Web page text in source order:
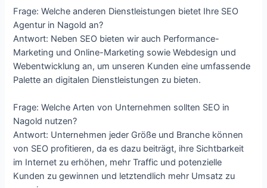
Frage: Welche anderen Dienstleistungen bietet Ihre SEO
Agentur in Nagold an?
Antwort: Neben SEO bieten wir auch Performance-
Marketing und Online-Marketing sowie Webdesign und
Webentwicklung an, um unseren Kunden eine umfassende
Palette an digitalen Dienstleistungen zu bieten.
Frage: Welche Arten von Unternehmen sollten SEO in
Nagold nutzen?
Antwort: Unternehmen jeder Größe und Branche können
von SEO profitieren, da es dazu beiträgt, ihre Sichtbarkeit
im Internet zu erhöhen, mehr Traffic und potenzielle
Kunden zu gewinnen und letztendlich mehr Umsatz zu